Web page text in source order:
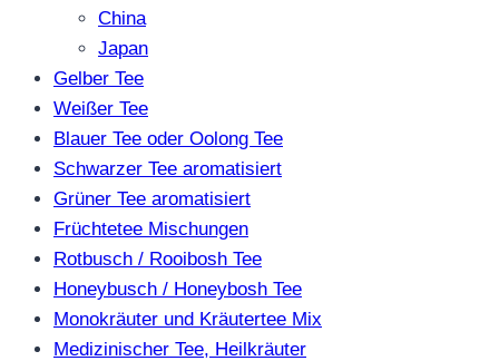
China
Japan
Gelber Tee
Weißer Tee
Blauer Tee oder Oolong Tee
Schwarzer Tee aromatisiert
Grüner Tee aromatisiert
Früchtetee Mischungen
Rotbusch / Rooibosh Tee
Honeybusch / Honeybosh Tee
Monokräuter und Kräutertee Mix
Medizinischer Tee, Heilkräuter